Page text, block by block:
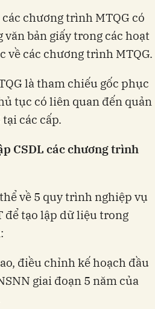
chương trình MTQG có
bản giấy trong các hoạt
về các chương trình MTQG.
là tham chiếu gốc phục
tục có liên quan đến quản
các cấp.
CSDL các chương trình
về 5 quy trình nghiệp vụ
để tạo lập dữ liệu trong
điều chỉnh kế hoạch đầu
giai đoạn 5 năm của